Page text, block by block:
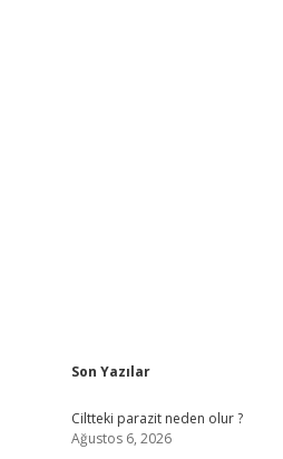
Sidebar
Son Yazılar
Ciltteki parazit neden olur ?
Ağustos 6, 2026